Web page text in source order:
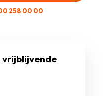
258 00 00
vrijblijvende